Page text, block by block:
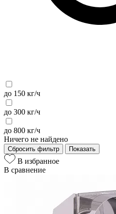
до 150 кг/ч
до 300 кг/ч
до 800 кг/ч
Ничего не найдено
Сбросить фильтр Показать
В избранное
В сравнение